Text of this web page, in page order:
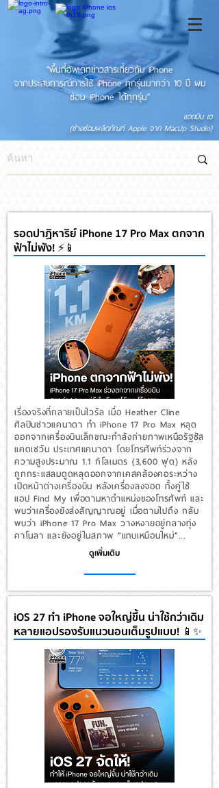
"พื้นที่อัพเดทข่าวสารเกี่ยวกับ iPhone
จากประสบการณ์การใช้ iPhone ทุกรุ่นมากว่า 10 ปี ผม
ซ่อม iPhone ได้ทุกรุ่น"
แอดมิน เอ
(ช่างซ่อมผลิตภัณฑ์ Apple จาก MacUp Studio)
รอดปาฏิหาริย์ iPhone 17 Pro Max ตกจาก
ฟ้าไม่พัง! ⚡📱
เรื่องจริงที่กลายเป็นไวรัล เมื่อ Heather Cline
ศิลปินชาวแคนาดา ทำ iPhone 17 Pro Max หลุด
ออกจากเครื่องบินเล็กขณะกำลังถ่ายภาพเหนือรัฐซัส
แคตเชวัน ประเทศแคนาดา โดยโทรศัพท์ร่วงจาก
ความสูงประมาณ 1.1 กิโลเมตร (3,600 ฟุต) หลัง
ถูกกระแสลมดูดหลุดออกจากเคสคล้องคอระหว่าง
เปิดหน้าต่างเครื่องบิน หลังเครื่องลงจอด ทั้งคู่ใช้
แอป Find My เพื่อตามหาตำแหน่งของโทรศัพท์ และ
พบว่าเครื่องยังส่งสัญญาณอยู่ เมื่อตามไปถึง กลับ
พบว่า iPhone 17 Pro Max วางหงายอยู่กลางทุ่ง
คาโนลา และยังอยู่ในสภาพ "แทบเหมือนใหม่"...
ดูเพิ่มเติม
iOS 27 ทำ iPhone จอใหญ่ขึ้น น่าใช้กว่าเดิม
หลายแอปรองรับแนวนอนเต็มรูปแบบ! 📱✨